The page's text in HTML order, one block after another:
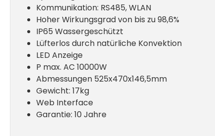
Kommunikation: RS485, WLAN
Hoher Wirkungsgrad von bis zu 98,6%
IP65 Wassergeschützt
Lüfterlos durch natürliche Konvektion
LED Anzeige
P max. AC 10000W
Abmessungen 525x470x146,5mm
Gewicht: 17kg
Web Interface
Garantie: 10 Jahre